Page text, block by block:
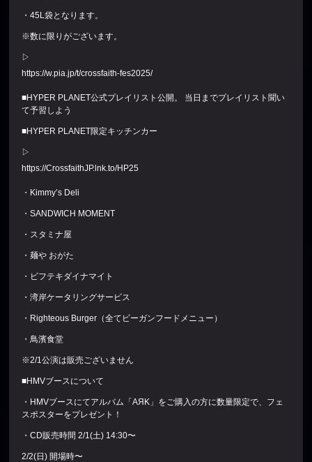
・45L袋となります。
※数に限りがございます。
▷
https://w.pia.jp/t/crossfaith-fes2025/
■HYPER PLANET公式プレイリスト公開。 当日までプレイリスト聞い
て予習しよう
■HYPER PLANET限定キッチンカー
▷
https://CrossfaithJP.lnk.to/HP25
・Kimmy’s Deli
・SANDWICH MOMENT
・スタミナ屋
・麺や おがた
・ビフテキダイナマイト
・湾岸ケータリングサービス
・Righteous Burger（全てビーガンフードメニュー）
・鳥濱食堂
※2/1公演は販売ございません
■HMVブースについて
・HMVブースにてアルバム「AЯK」をご購入の方に数量限定で、フェ
スポスターをプレゼント！
・CD販売時間 2/1(土) 14:30〜
2/2(日) 開場時〜